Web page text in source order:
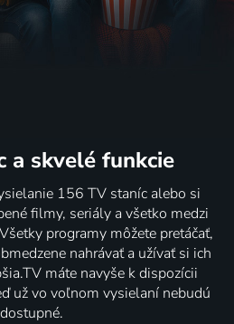
a skvelé funkcie
156 TV staníc alebo si
filmy, seriály a všetko medzi
programy môžete pretáčať,
nahrávať a užívať si ich
máte navyše k dispozícii
už vo voľnom vysielaní nebudú
dostupné.